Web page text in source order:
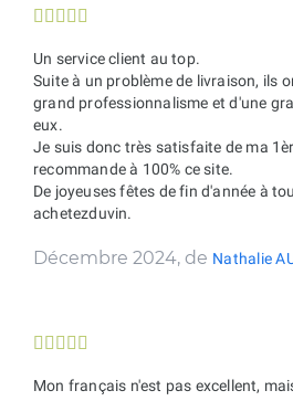
    
Un service client au top.
Suite à un problème de livraison, ils
grand professionnalisme et d'une
eux.
Je suis donc très satisfaite de ma
recommande à 100% ce site.
De joyeuses fêtes de fin d'année à
achetezduvin.
Décembre 2024, de Nathalie
    
Mon français n'est pas excellent,